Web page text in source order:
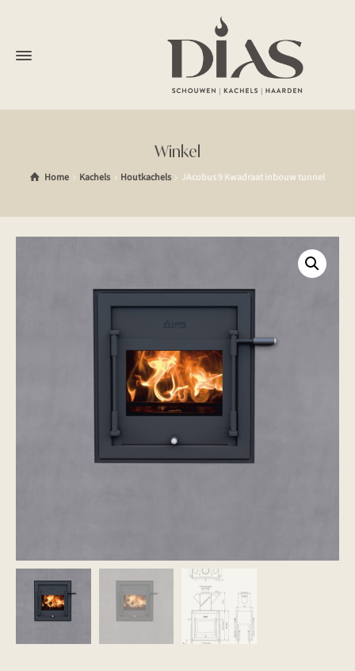
Winkel
Home Kachels Houtkachels JAcobus 9 Kwadraat inbouw tunnel